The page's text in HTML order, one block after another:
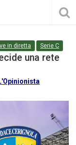
in diretta Serie C
una rete